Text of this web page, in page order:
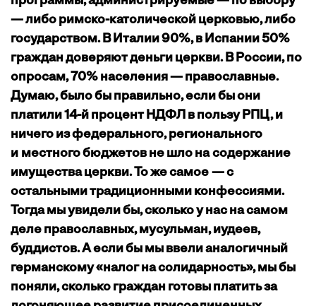
— либо римско-католической церковью, либо
государством. В Италии 90%, в Испании 50%
граждан доверяют деньги церкви. В России, по
опросам, 70% населения — православные.
Думаю, было бы правильно, если бы они
платили 14-й процент НДФЛ в пользу РПЦ, и
ничего из федерального, регионального
и местного бюджетов не шло на содержание
имущества церкви. То же самое — с
остальными традиционными конфессиями.
Тогда мы увидели бы, сколько у нас на самом
деле православных, мусульман, иудеев,
буддистов. А если бы мы ввели аналогичный
германскому «налог на солидарность», мы бы
поняли, сколько граждан готовы платить за